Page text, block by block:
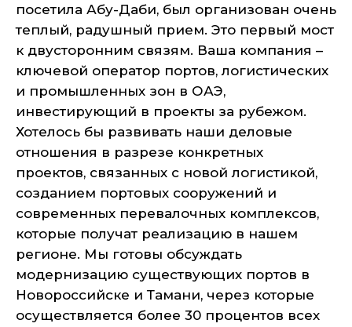
посетила Абу-Даби, был организован очень
теплый, радушный прием. Это первый мост
к двусторонним связям. Ваша компания –
ключевой оператор портов, логистических
и промышленных зон в ОАЭ,
инвестирующий в проекты за рубежом.
Хотелось бы развивать наши деловые
отношения в разрезе конкретных
проектов, связанных с новой логистикой,
созданием портовых сооружений и
современных перевалочных комплексов,
которые получат реализацию в нашем
регионе. Мы готовы обсуждать
модернизацию существующих портов в
Новороссийске и Тамани, через которые
осуществляется более 30 процентов всех